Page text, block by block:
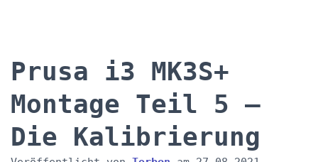
Prusa i3 MK3S+
Montage Teil 5 –
Die Kalibrierung